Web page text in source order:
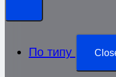
По типу